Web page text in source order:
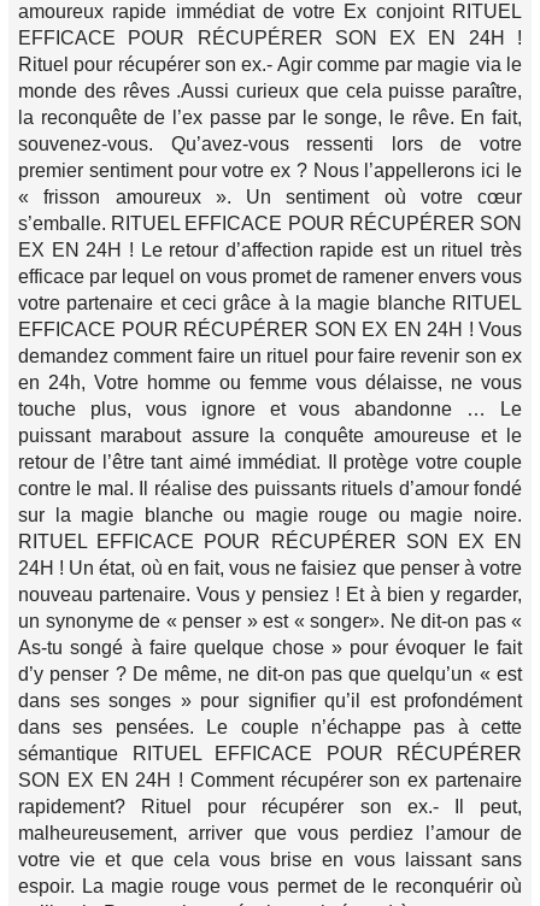
amoureux rapide immédiat de votre Ex conjoint RITUEL
EFFICACE POUR RÉCUPÉRER SON EX EN 24H !
Rituel pour récupérer son ex.- Agir comme par magie via le
monde des rêves .Aussi curieux que cela puisse paraître,
la reconquête de l’ex passe par le songe, le rêve. En fait,
souvenez-vous. Qu’avez-vous ressenti lors de votre
premier sentiment pour votre ex ? Nous l’appellerons ici le
« frisson amoureux ». Un sentiment où votre cœur
s’emballe. RITUEL EFFICACE POUR RÉCUPÉRER SON
EX EN 24H ! Le retour d’affection rapide est un rituel très
efficace par lequel on vous promet de ramener envers vous
votre partenaire et ceci grâce à la magie blanche RITUEL
EFFICACE POUR RÉCUPÉRER SON EX EN 24H ! Vous
demandez comment faire un rituel pour faire revenir son ex
en 24h, Votre homme ou femme vous délaisse, ne vous
touche plus, vous ignore et vous abandonne … Le
puissant marabout assure la conquête amoureuse et le
retour de l’être tant aimé immédiat. Il protège votre couple
contre le mal. Il réalise des puissants rituels d’amour fondé
sur la magie blanche ou magie rouge ou magie noire.
RITUEL EFFICACE POUR RÉCUPÉRER SON EX EN
24H ! Un état, où en fait, vous ne faisiez que penser à votre
nouveau partenaire. Vous y pensiez ! Et à bien y regarder,
un synonyme de « penser » est « songer». Ne dit-on pas «
As-tu songé à faire quelque chose » pour évoquer le fait
d’y penser ? De même, ne dit-on pas que quelqu’un « est
dans ses songes » pour signifier qu’il est profondément
dans ses pensées. Le couple n’échappe pas à cette
sémantique RITUEL EFFICACE POUR RÉCUPÉRER
SON EX EN 24H ! Comment récupérer son ex partenaire
rapidement? Rituel pour récupérer son ex.- Il peut,
malheureusement, arriver que vous perdiez l’amour de
votre vie et que cela vous brise en vous laissant sans
espoir. La magie rouge vous permet de le reconquérir où